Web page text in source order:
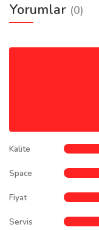
Yorumlar (0)
Kalite
Space
Fiyat
Servis